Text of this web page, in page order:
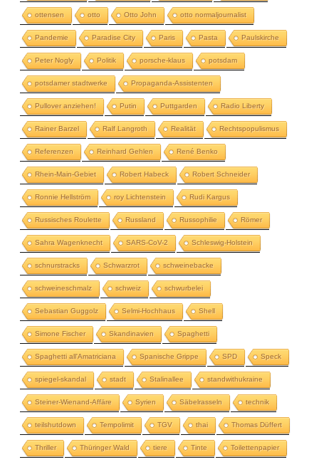
ottensen otto Otto John otto normaljournalist
Pandemie Paradise City Paris Pasta Paulskirche
Peter Nogly Politik porsche-klaus potsdam
potsdamer stadtwerke Propaganda-Assistenten
Pullover anziehen! Putin Puttgarden Radio Liberty
Rainer Barzel Ralf Langroth Realität Rechtspopulismus
Referenzen Reinhard Gehlen René Benko
Rhein-Main-Gebiet Robert Habeck Robert Schneider
Ronnie Hellström roy Lichtenstein Rudi Kargus
Russisches Roulette Russland Russophilie Römer
Sahra Wagenknecht SARS-CoV-2 Schleswig-Holstein
schnurstracks Schwarzrot schweinebacke
schweineschmalz schweiz schwurbelei
Sebastian Guggolz Selmi-Hochhaus Shell
Simone Fischer Skandinavien Spaghetti
Spaghetti all'Amatriciana Spanische Grippe SPD Speck
spiegel-skandal stadt Stalinallee standwithukraine
Steiner-Wienand-Affäre Syrien Säbelrasseln technik
teilshutdown Tempolimit TGV thai Thomas Düffert
Thriller Thüringer Wald tiere Tinte Toilettenpapier